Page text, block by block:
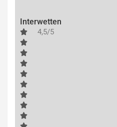
Interwetten
4,5/5